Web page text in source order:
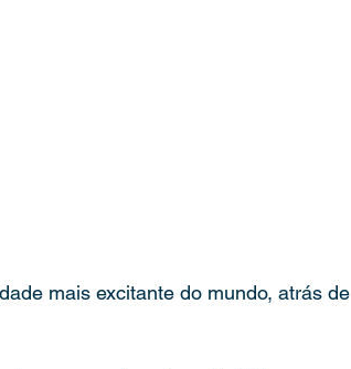
mais excitante do mundo, atrás de